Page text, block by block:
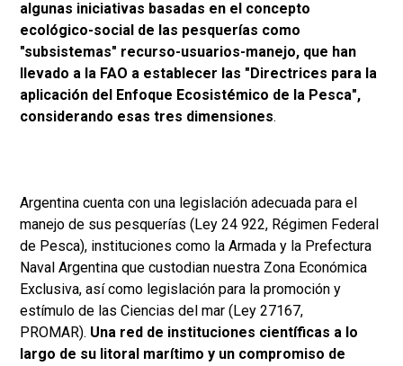
algunas iniciativas basadas en el concepto
ecológico-social de las pesquerías como
"subsistemas" recurso-usuarios-manejo, que han
llevado a la FAO a establecer las "Directrices para la
aplicación del Enfoque Ecosistémico de la Pesca",
considerando esas tres dimensiones.
Argentina cuenta con una legislación adecuada para el
manejo de sus pesquerías (Ley 24 922, Régimen Federal
de Pesca), instituciones como la Armada y la Prefectura
Naval Argentina que custodian nuestra Zona Económica
Exclusiva, así como legislación para la promoción y
estímulo de las Ciencias del mar (Ley 27167,
PROMAR). Una red de instituciones científicas a lo
largo de su litoral marítimo y un compromiso de